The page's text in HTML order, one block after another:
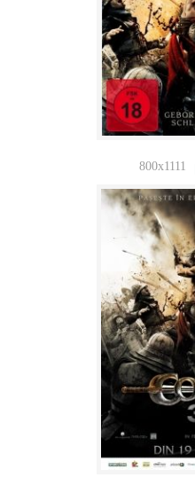
800x1111